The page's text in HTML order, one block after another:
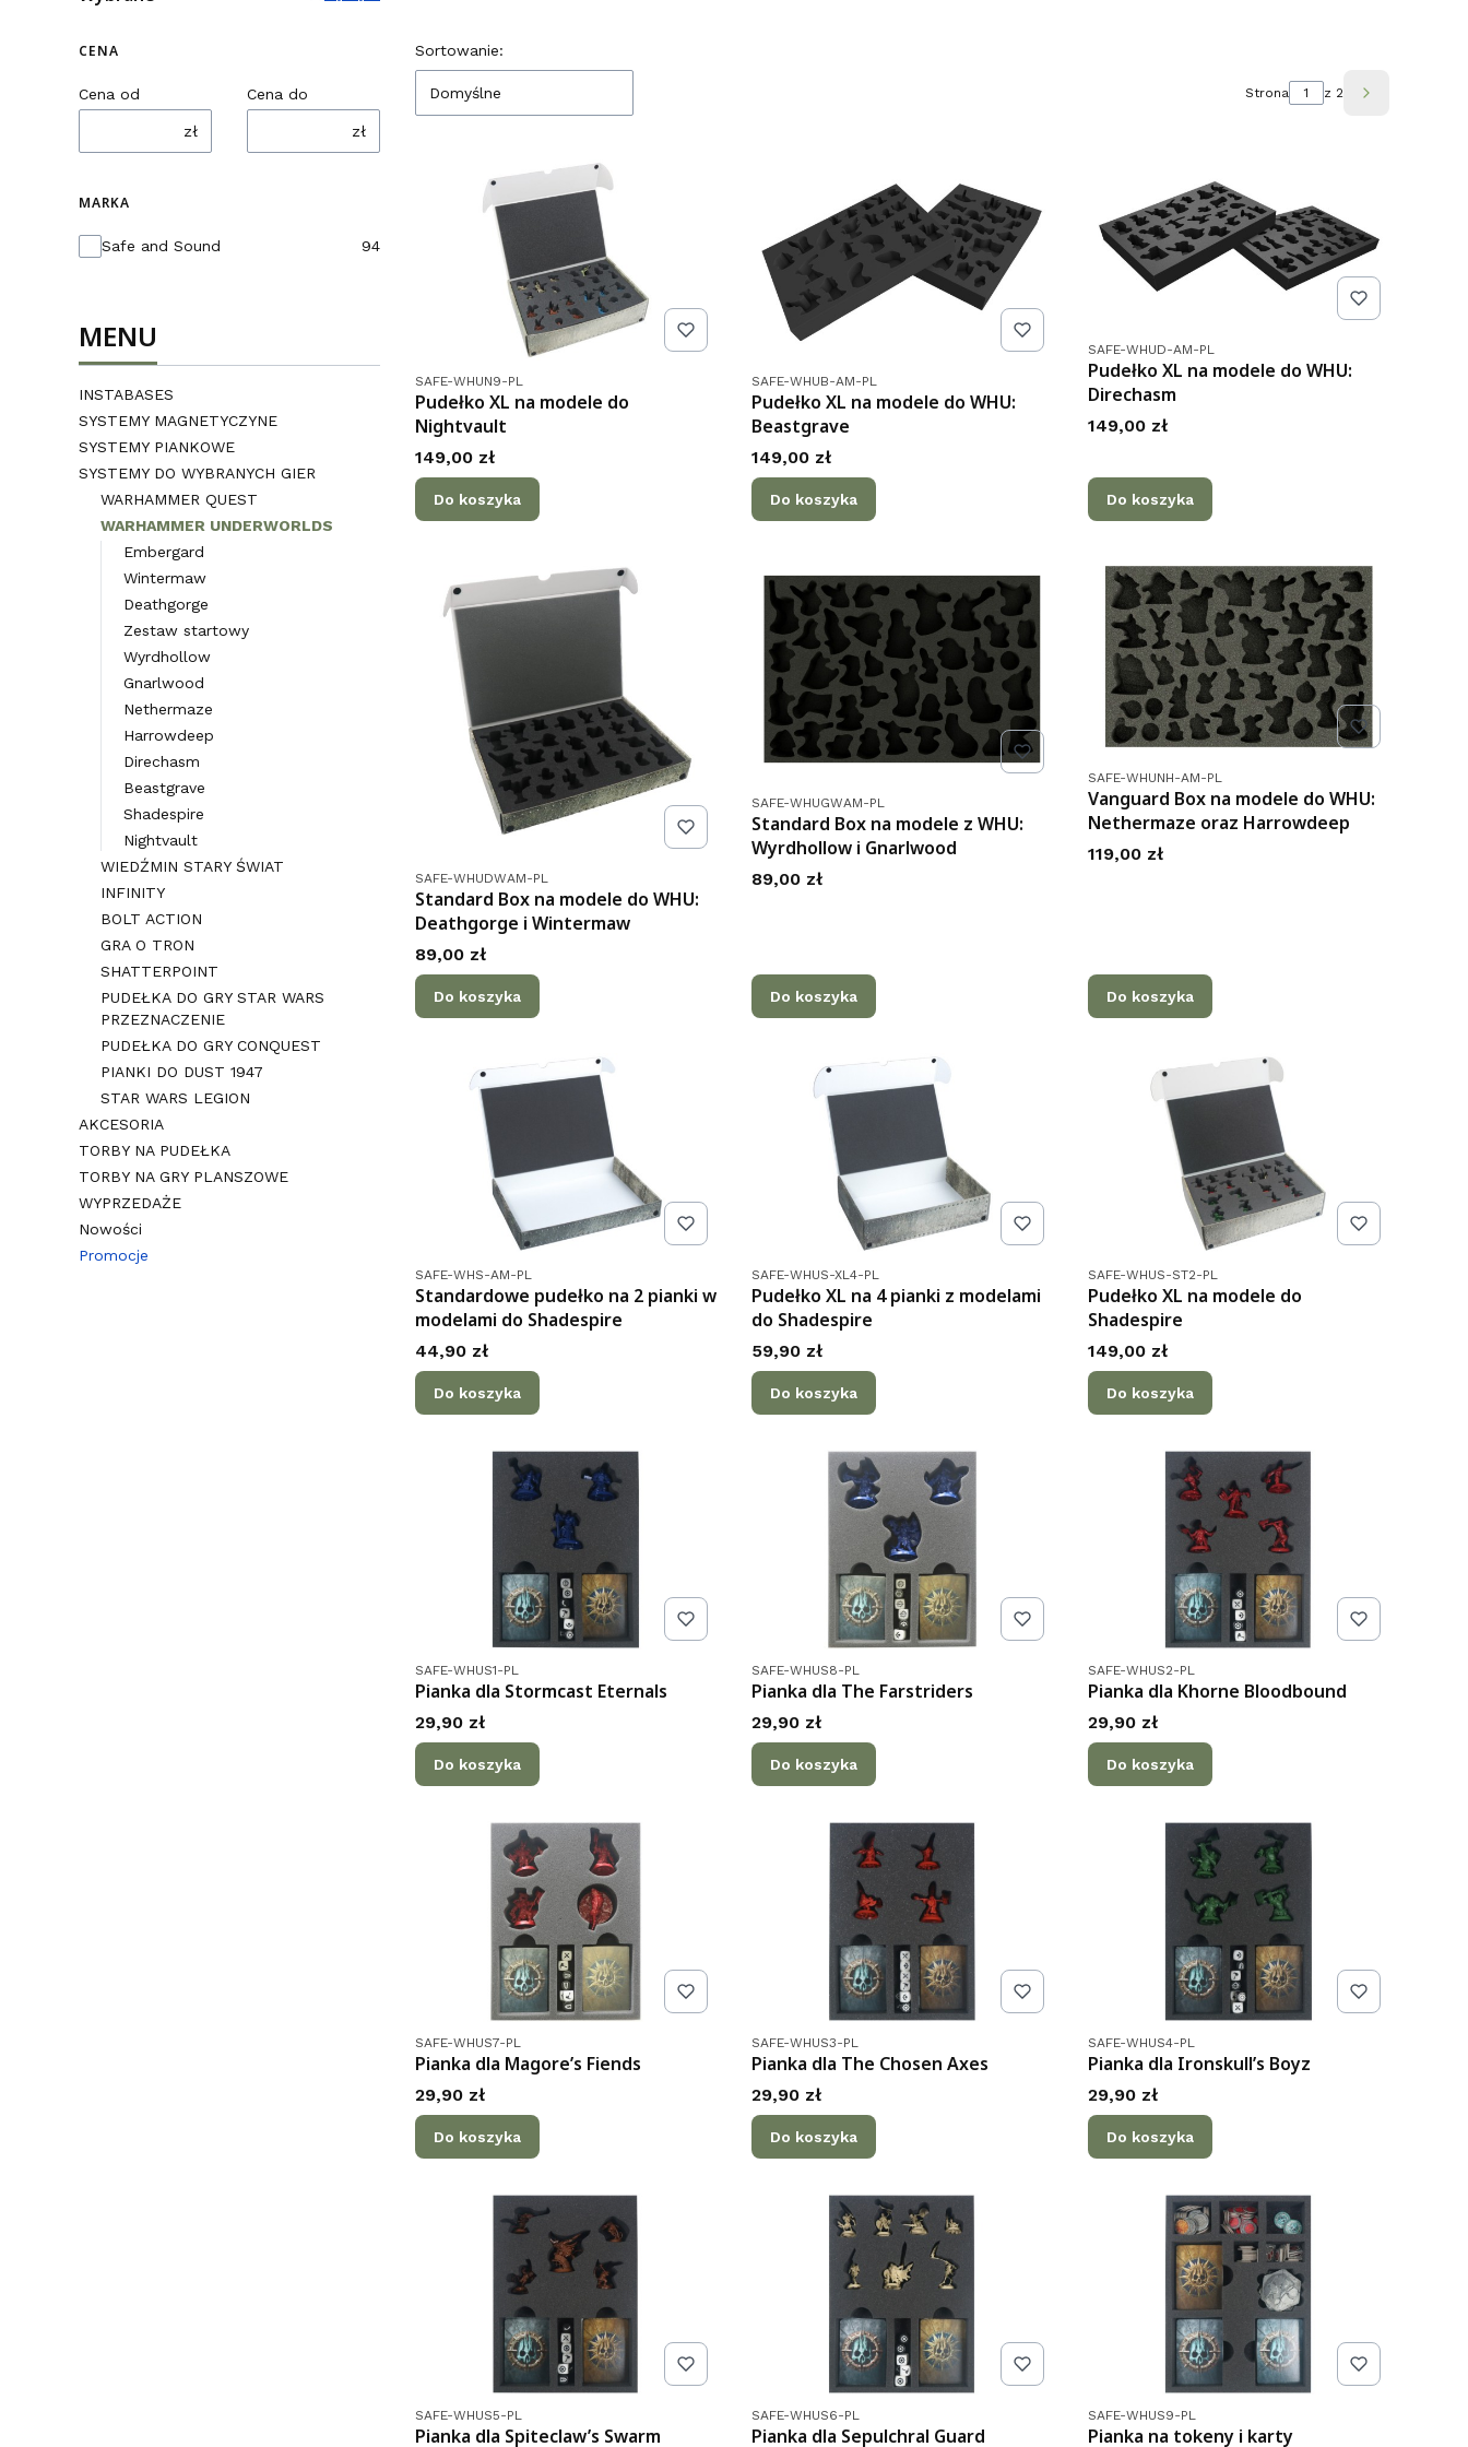
CENA
Cena od
zł
Cena do
zł
MARKA
Marka
Safe and Sound 94
MENU
INSTABASES
SYSTEMY MAGNETYCZYNE
SYSTEMY PIANKOWE
SYSTEMY DO WYBRANYCH GIER
WARHAMMER QUEST
WARHAMMER UNDERWORLDS
Embergard
Wintermaw
Deathgorge
Zestaw startowy
Wyrdhollow
Gnarlwood
Nethermaze
Harrowdeep
Direchasm
Beastgrave
Shadespire
Nightvault
WIEDŹMIN STARY ŚWIAT
INFINITY
BOLT ACTION
GRA O TRON
SHATTERPOINT
PUDEŁKA DO GRY STAR WARS
PRZEZNACZENIE
PUDEŁKA DO GRY CONQUEST
PIANKI DO DUST 1947
STAR WARS LEGION
AKCESORIA
TORBY NA PUDEŁKA
TORBY NA GRY PLANSZOWE
WYPRZEDAŻE
Nowości
Promocje
Lista produktów
Sortowanie:
Domyślne Strona z 2
Następne
Kod produktu
SAFE-WHUN9-PL
Pudełko XL na modele do
Nightvault
Cena
149,00 zł
Do koszyka
Kod produktu
SAFE-WHUB-AM-PL
Pudełko XL na modele do WHU:
Beastgrave
Cena
149,00 zł
Do koszyka
Kod produktu
SAFE-WHUD-AM-PL
Pudełko XL na modele do WHU:
Direchasm
Cena
149,00 zł
Do koszyka
Kod produktu
SAFE-WHUDWAM-PL
Standard Box na modele do WHU:
Deathgorge i Wintermaw
Cena
89,00 zł
Do koszyka
Kod produktu
SAFE-WHUGWAM-PL
Standard Box na modele z WHU:
Wyrdhollow i Gnarlwood
Cena
89,00 zł
Do koszyka
Kod produktu
SAFE-WHUNH-AM-PL
Vanguard Box na modele do WHU:
Nethermaze oraz Harrowdeep
Cena
119,00 zł
Do koszyka
Kod produktu
SAFE-WHS-AM-PL
Standardowe pudełko na 2 pianki w
modelami do Shadespire
Cena
44,90 zł
Do koszyka
Kod produktu
SAFE-WHUS-XL4-PL
Pudełko XL na 4 pianki z modelami
do Shadespire
Cena
59,90 zł
Do koszyka
Kod produktu
SAFE-WHUS-ST2-PL
Pudełko XL na modele do
Shadespire
Cena
149,00 zł
Do koszyka
Kod produktu
SAFE-WHUS1-PL
Pianka dla Stormcast Eternals
Cena
29,90 zł
Do koszyka
Kod produktu
SAFE-WHUS8-PL
Pianka dla The Farstriders
Cena
29,90 zł
Do koszyka
Kod produktu
SAFE-WHUS2-PL
Pianka dla Khorne Bloodbound
Cena
29,90 zł
Do koszyka
Kod produktu
SAFE-WHUS7-PL
Pianka dla Magore’s Fiends
Cena
29,90 zł
Do koszyka
Kod produktu
SAFE-WHUS3-PL
Pianka dla The Chosen Axes
Cena
29,90 zł
Do koszyka
Kod produktu
SAFE-WHUS4-PL
Pianka dla Ironskull’s Boyz
Cena
29,90 zł
Do koszyka
Kod produktu
SAFE-WHUS5-PL
Pianka dla Spiteclaw’s Swarm
Kod produktu
SAFE-WHUS6-PL
Pianka dla Sepulchral Guard
Kod produktu
SAFE-WHUS9-PL
Pianka na tokeny i karty